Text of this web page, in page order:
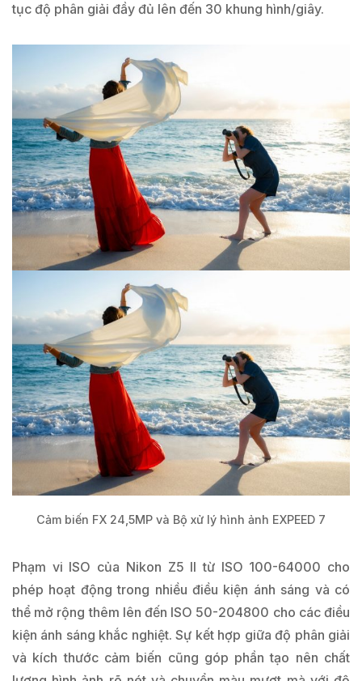
tục độ phân giải đầy đủ lên đến 30 khung hình/giây.
Cảm biến FX 24,5MP và Bộ xử lý hình ảnh EXPEED 7
Phạm vi ISO của Nikon Z5 II từ ISO 100-64000 cho
phép hoạt động trong nhiều điều kiện ánh sáng và có
thể mở rộng thêm lên đến ISO 50-204800 cho các điều
kiện ánh sáng khắc nghiệt. Sự kết hợp giữa độ phân giải
và kích thước cảm biến cũng góp phần tạo nên chất